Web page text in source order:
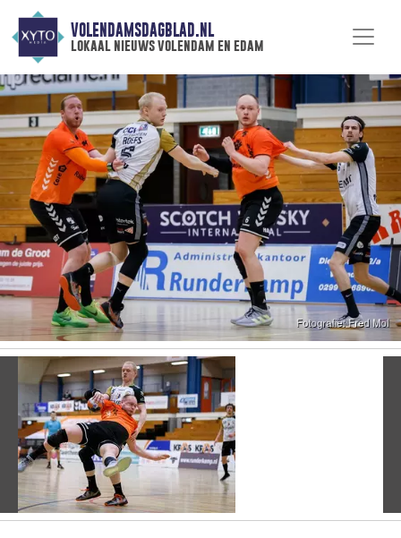
VOLENDAMSDAGBLAD.NL
lokaal nieuws volendam en edam
Vorige